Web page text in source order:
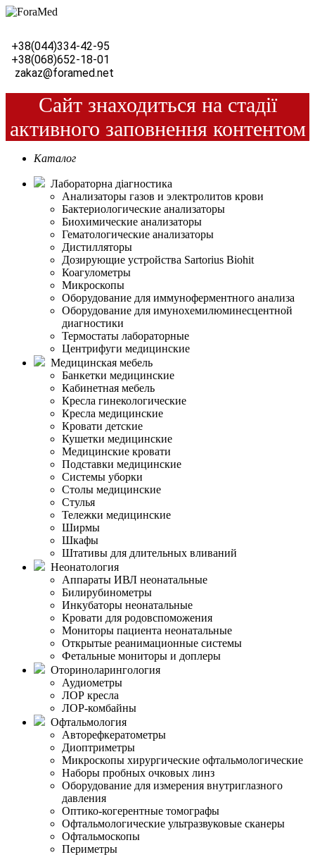
+38(044)334-42-95
+38(068)652-18-01
zakaz@foramed.net
Сайт знаходиться на стадії
активного заповнення контентом
Каталог
Лабораторна діагностика
Анализаторы газов и электролитов крови
Бактериологические анализаторы
Биохимические анализаторы
Гематологические анализаторы
Дистилляторы
Дозирующие устройства Sartorius Biohit
Коагулометры
Микроскопы
Оборудование для иммуноферментного анализа
Оборудование для имунохемилюминесцентной
диагностики
Термостаты лабораторные
Центрифуги медицинские
Медицинская мебель
Банкетки медицинские
Кабинетная мебель
Кресла гинекологические
Кресла медицинские
Кровати детские
Кушетки медицинские
Медицинские кровати
Подставки медицинские
Системы уборки
Столы медицинские
Стулья
Тележки медицинские
Ширмы
Шкафы
Штативы для длительных вливаний
Неонатология
Аппараты ИВЛ неонатальные
Билирубинометры
Инкубаторы неонатальные
Кровати для родовспоможения
Мониторы пациента неонатальные
Открытые реанимационные системы
Фетальные мониторы и доплеры
Оториноларингология
Аудиометры
ЛОР кресла
ЛОР-комбайны
Офтальмология
Авторефкератометры
Диоптриметры
Микроскопы хирургические офтальмологические
Наборы пробных очковых линз
Оборудование для измерения внутриглазного
давления
Оптико-когерентные томографы
Офтальмологические ультразвуковые сканеры
Офтальмоскопы
Периметры